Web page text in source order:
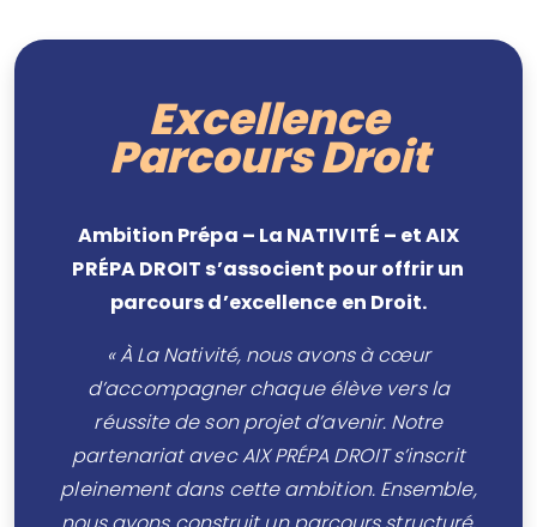
Excellence
Parcours Droit
Ambition Prépa – La NATIVITÉ – et AIX
PRÉPA DROIT s’associent pour offrir un
parcours d’excellence en Droit.
« À La Nativité, nous avons à cœur
d’accompagner chaque élève vers la
réussite de son projet d’avenir. Notre
partenariat avec AIX PRÉPA DROIT s’inscrit
pleinement dans cette ambition. Ensemble,